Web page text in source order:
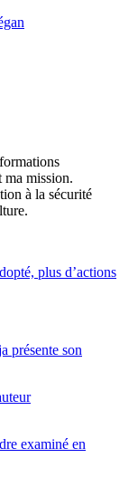
ma mission.
à la sécurité
plus d’actions
présente son
examiné en